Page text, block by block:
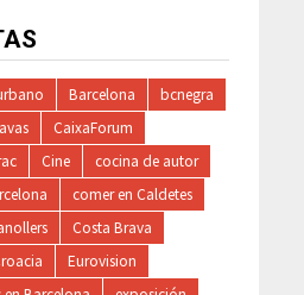
Barcelona
bcnegra
CaixaForum
Cine
cocina de autor
comer en Caldetes
Costa Brava
Eurovision